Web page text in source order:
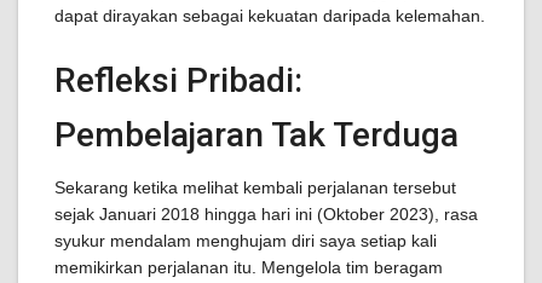
dapat dirayakan sebagai kekuatan daripada kelemahan.
Refleksi Pribadi:
Pembelajaran Tak Terduga
Sekarang ketika melihat kembali perjalanan tersebut
sejak Januari 2018 hingga hari ini (Oktober 2023), rasa
syukur mendalam menghujam diri saya setiap kali
memikirkan perjalanan itu. Mengelola tim beragam